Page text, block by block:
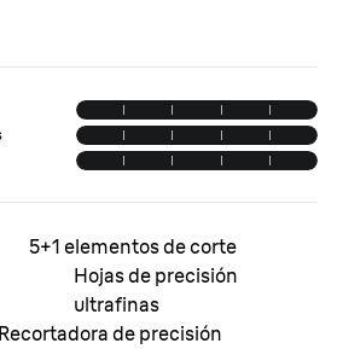
5+1 elementos de corte
Hojas de precisión
ultrafinas
Recortadora de precisión